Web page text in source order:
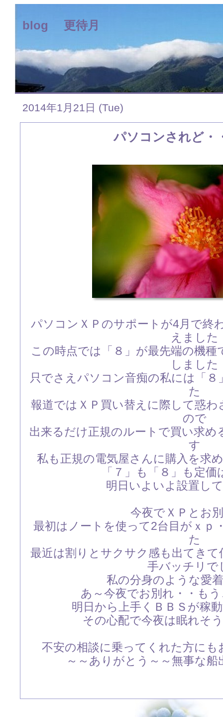
blog 更待月
2014年1月21日 (Tue)
パソコンされど・
パソコンＸＰのサポートが4月で終
えました
この時点では「８」が最先端の機
しました
只でさえパソコン音痴の私には「
た
報道ではＸＰ買い替えに際して惑
ので
出来るだけ正規のルートで買い求
す
私も正規の電気屋さんに購入を求
「７」も「８」も定
明日いよいよ設置し
今夜でＸＰとお
最初はノートを使って2台目がｘｐ
た
最近は割りとサクサク感も出てき
手バッチリで
私の分身のような愛
あ～今夜でお別れ・・も
明日から上手くＢＢＳが稼
その心配で今夜は眠れそ
不安の相談に乗ってくれた方に
～～ありがとう～～無事な